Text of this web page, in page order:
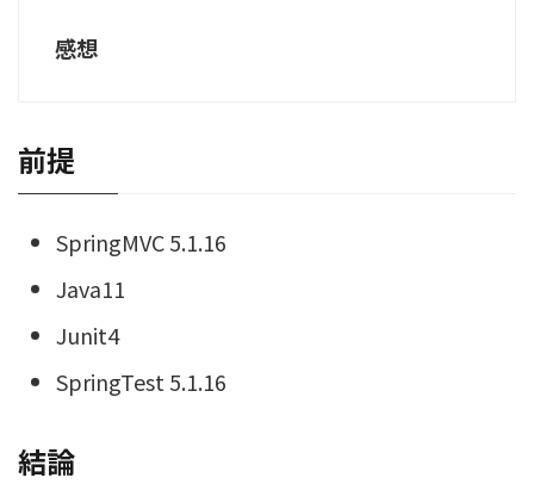
感想
前提
SpringMVC 5.1.16
Java11
Junit4
SpringTest 5.1.16
結論